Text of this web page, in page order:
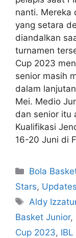
nanti. Mereka
yang setara
diandalkan
turnamen
Cup 2023
senior masih
dalam
Mei. Medio
dan senior itu
Kualifikasi
16-20 Juni di
Bola
Stars, Updates
Aldy
Basket Junior,
Cup 2023, IBL